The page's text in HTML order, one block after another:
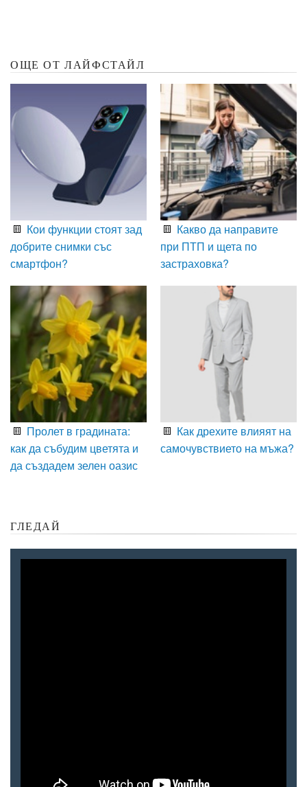
ОЩЕ ОТ ЛАЙФСТАЙЛ
Кои функции стоят зад
добрите снимки със
смартфон?
Какво да направите
при ПТП и щета по
застраховка?
Пролет в градината:
как да събудим цветята и
да създадем зелен оазис
Как дрехите влияят на
самочувствието на мъжа?
ГЛЕДАЙ